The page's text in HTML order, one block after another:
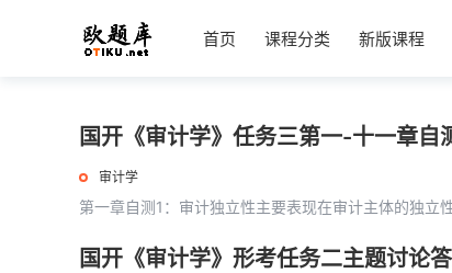
首页 课程分类 新版课程
国开《审计学》任务三第一-十一章自
审计学
第一章自测1：审计独立性主要表现在审计主体的独
国开《审计学》形考任务二主题讨论